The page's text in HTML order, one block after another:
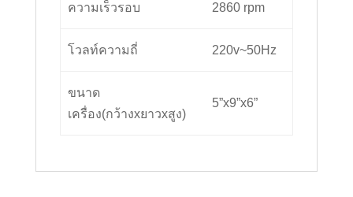
ความเร็วรอบ 2860 rpm
โวลท์ความถี่ 220v~50Hz
ขนาด
เครื่อง(กว้างxยาวxสูง)
5”x9”x6”